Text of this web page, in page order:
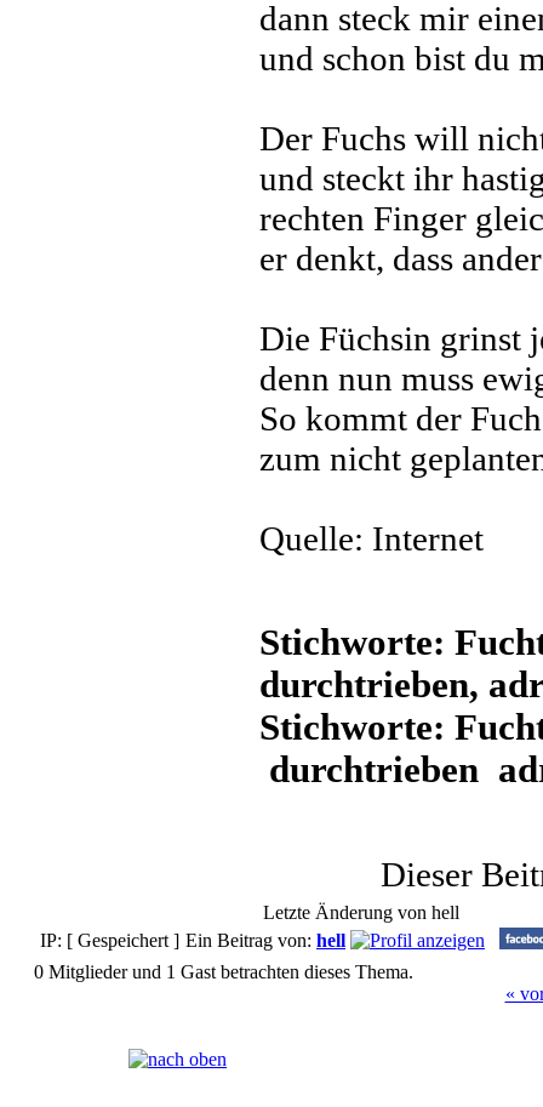
dann steck mir
und schon bist du
Der Fuchs will
und steckt ihr
rechten Finger
er denkt, dass
Die Füchsin grinst
denn nun muss
So kommt der
zum nicht
Quelle: Internet
Stichworte:
durchtrieben,
Stichworte:
durchtrieben
Dieser
Letzte Änderung von hell
IP: [ Gespeichert ] Ein Beitrag von: hell
0 Mitglieder und 1 Gast betrachten dieses Thema.
«